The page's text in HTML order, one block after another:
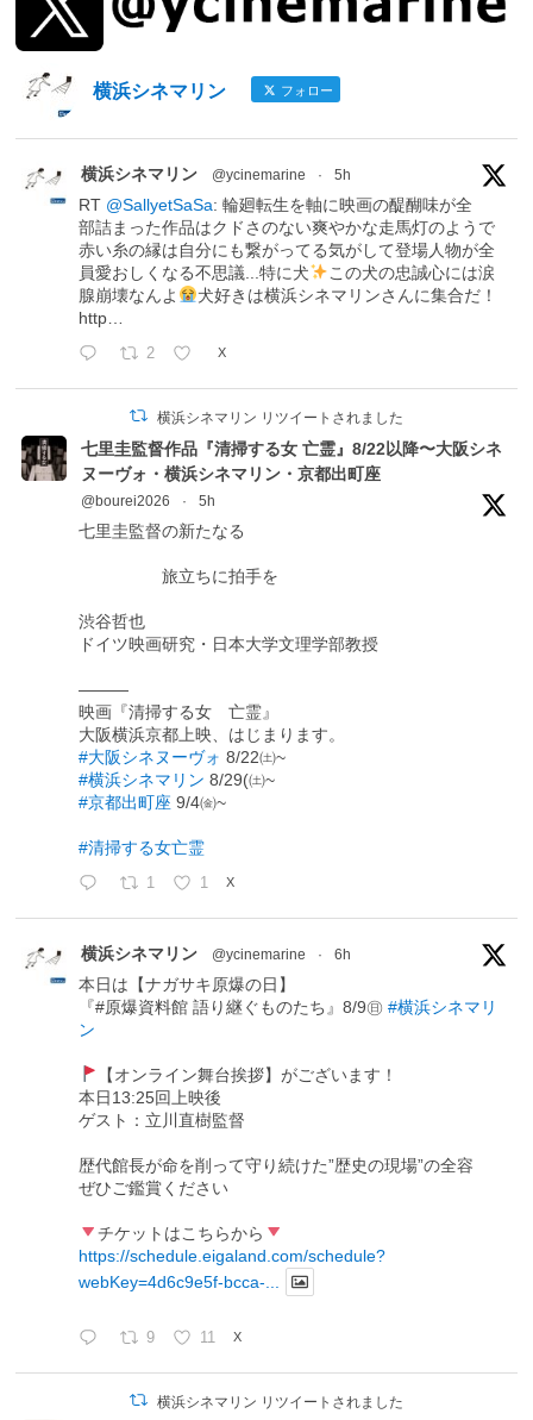
横浜シネマリン フォロー
横浜シネマリン @ycinemarine · 5h
RT @SallyetSaSa: 輪廻転生を軸に映画の醍醐味が全
部詰まった作品はクドさのない爽やかな走馬灯のようで
赤い糸の縁は自分にも繋がってる気がして登場人物が全
員愛おしくなる不思議...特に犬
この犬の忠誠心には涙
腺崩壊なんよ
犬好きは横浜シネマリンさんに集合だ！
http…
2 X
横浜シネマリン リツイートされました
七里圭監督作品『清掃する女 亡霊』8/22以降〜大阪シネ
ヌーヴォ・横浜シネマリン・京都出町座
@bourei2026 · 5h
七里圭監督の新たなる
旅立ちに拍手を
渋谷哲也
ドイツ映画研究・日本大学文理学部教授
―――
映画『清掃する女 亡霊』
大阪横浜京都上映、はじまります。
#大阪シネヌーヴォ 8/22㈯~
#横浜シネマリン 8/29(㈯~
#京都出町座 9/4㈮~
#清掃する女亡霊
1 1 X
横浜シネマリン @ycinemarine · 6h
本日は【ナガサキ原爆の日】
『#原爆資料館 語り継ぐものたち』8/9㊐#横浜シネマリ
ン
【オンライン舞台挨拶】がございます！
本日13:25回上映後
ゲスト：立川直樹監督
歴代館長が命を削って守り続けた”歴史の現場”の全容
ぜひご鑑賞ください
チケットはこちらから
https://schedule.eigaland.com/schedule?
webKey=4d6c9e5f-bcca-...
9 11 X
横浜シネマリン リツイートされました